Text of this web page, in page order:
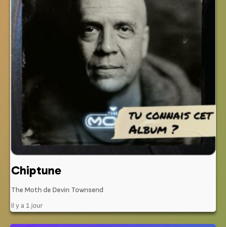
Chiptune
The Moth de Devin Townsend
Il y a 1 jour